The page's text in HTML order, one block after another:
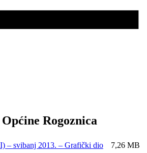
Rogoznica
– svibanj 2013. – Grafički dio
7,26 MB